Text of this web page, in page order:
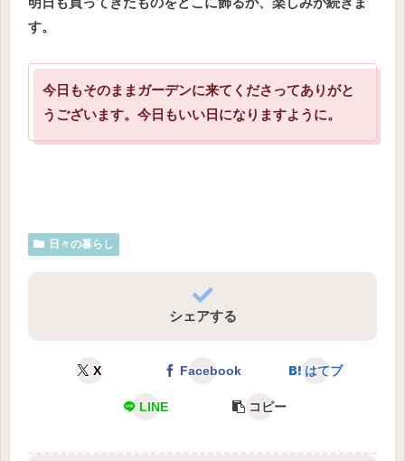
す。
今日もそのままガーデンに来てくださってありがと
うございます。今日もいい日になりますように。
日々の暮らし
シェアする
X Facebook はてブ
LINE コピー